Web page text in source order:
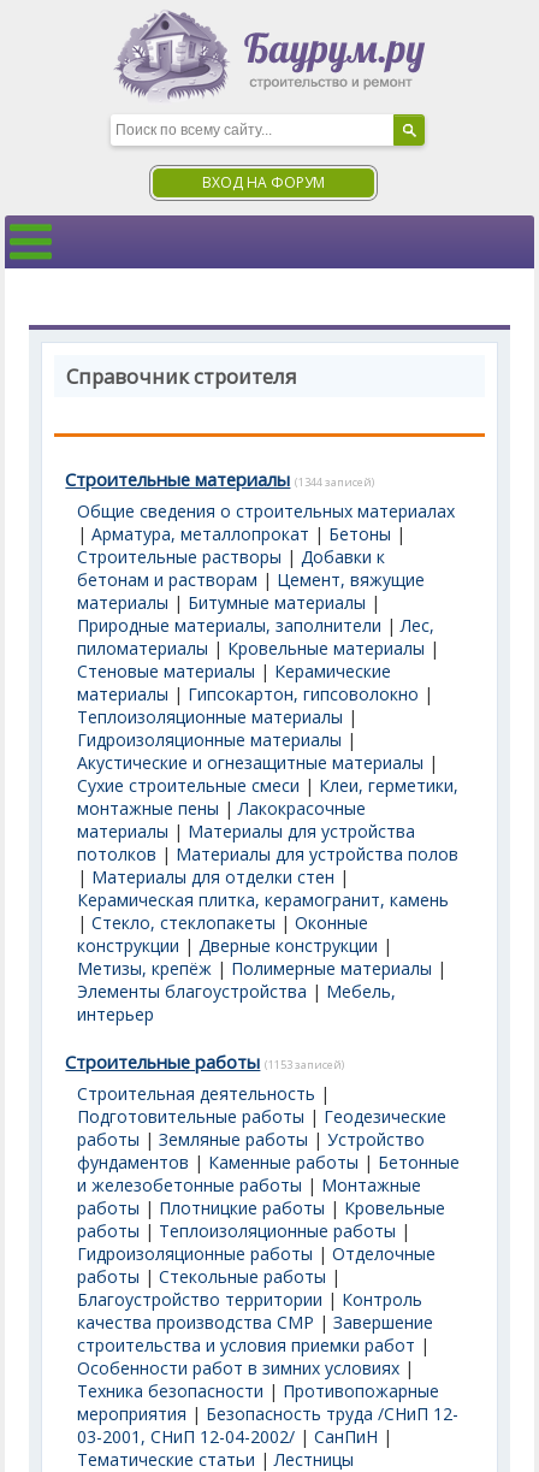
ВХОД НА ФОРУМ
Справочник строителя
Строительные материалы (1344 записей)
Общие сведения о строительных материалах
|Арматура, металлопрокат | Бетоны |
Строительные растворы |Добавки к
бетонам и растворам | Цемент, вяжущие
материалы | Битумные материалы |
Природные материалы, заполнители |Лес,
пиломатериалы | Кровельные материалы |
Стеновые материалы | Керамические
материалы | Гипсокартон, гипсоволокно |
Теплоизоляционные материалы |
Гидроизоляционные материалы |
Акустические и огнезащитные материалы |
Сухие строительные смеси | Клеи, герметики,
монтажные пены |Лакокрасочные
материалы | Материалы для устройства
потолков | Материалы для устройства полов
| Материалы для отделки стен |
Керамическая плитка, керамогранит, камень
|Стекло, стеклопакеты |Оконные
конструкции |Дверные конструкции |
Метизы, крепёж | Полимерные материалы |
Элементы благоустройства | Мебель,
интерьер
Строительные работы (1153 записей)
Строительная деятельность |
Подготовительные работы | Геодезические
работы |Земляные работы |Устройство
фундаментов | Каменные работы | Бетонные
и железобетонные работы | Монтажные
работы | Плотницкие работы | Кровельные
работы | Теплоизоляционные работы |
Гидроизоляционные работы |Отделочные
работы |Стекольные работы |
Благоустройство территории | Контроль
качества производства СМР |Завершение
строительства и условия приемки работ |
Особенности работ в зимних условиях |
Техника безопасности | Противопожарные
мероприятия | Безопасность труда /СНиП 12-
03-2001, СНиП 12-04-2002/ |СанПиН |
Тематические статьи |Лестницы